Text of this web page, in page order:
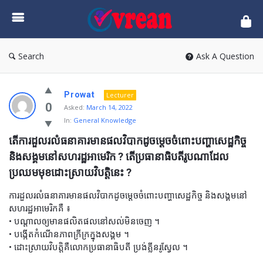
vrean.com
Search Ask A Question
0
Prowat
Lecturer
Asked: March 14, 2022
In: General Knowledge
តើការដួលរលំធនាគារមានផលវិបាកដូចម្តេចចំពោះបញ្ហាសេដ្ឋកិច្ច
និងសង្គមនៅសហរដ្ឋអាមេរិក ? តើប្រធានាធិបតីរូបណាដែល
ប្រឈមមុខដោះស្រាយវិបត្តិនេះ ?
ការដួលរលំធនាគារមានផលវិបាកដូចម្តេចចំពោះបញ្ហាសេដ្ឋកិច្ច និងសង្គមនៅ
សហរដ្ឋអាមេរិកគឺ ៖
• បណ្តាលឲ្យមានផលិតផលនៅសល់មិនចេញ ។
• បង្កើតកំណើនភាពក្រីក្រក្នុងសង្គម ។
• ដោះស្រាយវិបត្តិគឺលោកប្រធានាធិបតី ប្រង់គ្លីនរូស្វែល ។